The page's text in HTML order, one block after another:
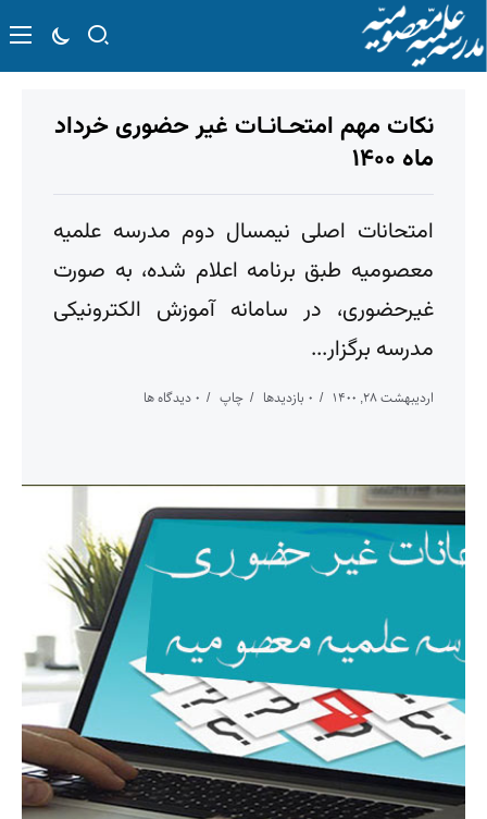
نکات مهم امتحـانـات غیر حضوری خرداد
ماه ۱۴۰۰
امتحانات اصلی نیمسال دوم مدرسه علمیه
معصومیه طبق برنامه اعلام شده، به صورت
غیرحضوری، در سامانه آموزش الکترونیکی
مدرسه برگزار...
اردیبهشت ۲۸, ۱۴۰۰ ۰ بازدیدها چاپ ۰ دیدگاه ها